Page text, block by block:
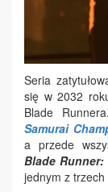
Seria
się w 2032
Blade
Samurai
a przede
Blade
jednym z